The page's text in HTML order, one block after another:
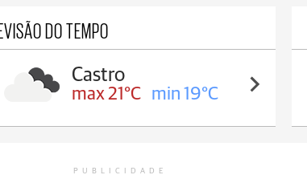
DO TEMPO
Carambeí
max 21°C min 18°C
PUBLICIDADE